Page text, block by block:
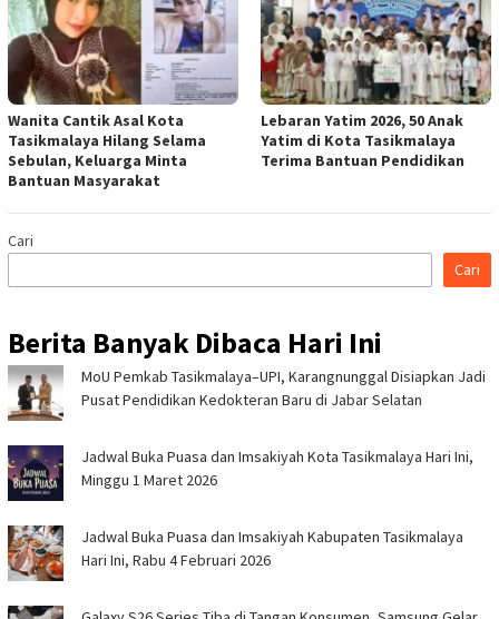
Wanita Cantik Asal Kota
Tasikmalaya Hilang Selama
Sebulan, Keluarga Minta
Bantuan Masyarakat
Lebaran Yatim 2026, 50 Anak
Yatim di Kota Tasikmalaya
Terima Bantuan Pendidikan
Cari
Cari
Berita Banyak Dibaca Hari Ini
MoU Pemkab Tasikmalaya–UPI, Karangnunggal Disiapkan Jadi
Pusat Pendidikan Kedokteran Baru di Jabar Selatan
Jadwal Buka Puasa dan Imsakiyah Kota Tasikmalaya Hari Ini,
Minggu 1 Maret 2026
Jadwal Buka Puasa dan Imsakiyah Kabupaten Tasikmalaya
Hari Ini, Rabu 4 Februari 2026